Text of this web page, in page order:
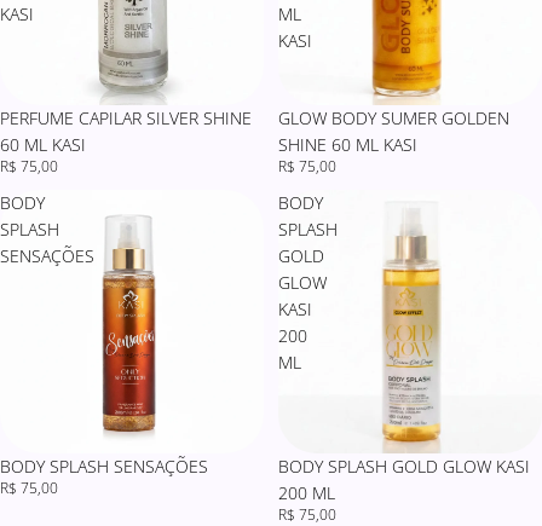
KASI
PERFUME CAPILAR SILVER SHINE
60 ML KASI
R$ 75,00
ML
KASI
GLOW BODY SUMER GOLDEN
SHINE 60 ML KASI
R$ 75,00
BODY
SPLASH
SENSAÇÕES
BODY SPLASH SENSAÇÕES
R$ 75,00
BODY
SPLASH
GOLD
GLOW
KASI
200
ML
BODY SPLASH GOLD GLOW KASI
200 ML
R$ 75,00